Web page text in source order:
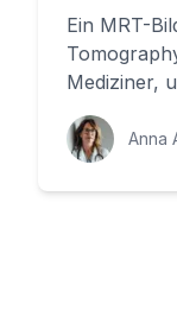
Ein MRT-
Mediziner,
Funktion
Anna